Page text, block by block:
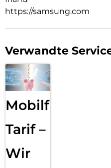
https://samsung.com
Verwandte
Mobilfunk
Tarif –
Wir